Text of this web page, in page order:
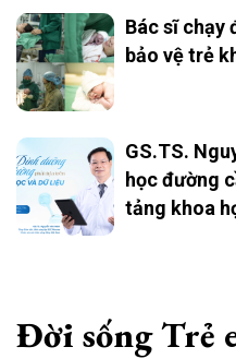
Bác sĩ chạy
bảo vệ trẻ
GS.TS.
học đường
tảng khoa
Đời sống Trẻ